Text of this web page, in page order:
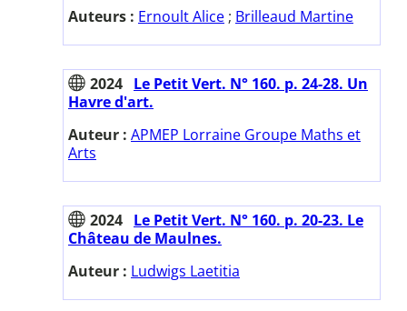
Auteurs : Ernoult Alice ; Brilleaud Martine
2024 Le Petit Vert. N° 160. p. 24-28. Un
Havre d'art.
Auteur : APMEP Lorraine Groupe Maths et
Arts
2024 Le Petit Vert. N° 160. p. 20-23. Le
Château de Maulnes.
Auteur : Ludwigs Laetitia